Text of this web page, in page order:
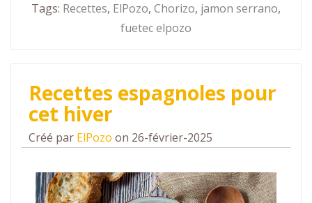
Tags: Recettes, ElPozo, Chorizo, jamon serrano,
fuetec elpozo
Recettes espagnoles pour
cet hiver
Créé par ElPozo on 26-février-2025